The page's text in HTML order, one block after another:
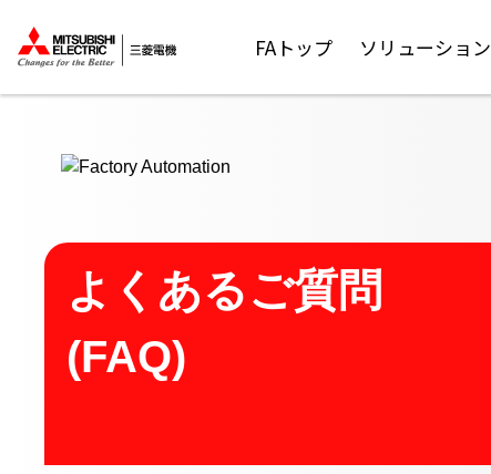
FAトップ ソリューション
よくあるご質問
(FAQ)